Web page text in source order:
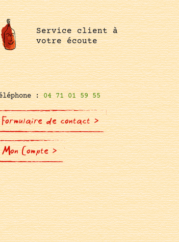
Service client à
votre écoute
:04 71 01 59 55
Formulaire de contact >
Mon Compte >